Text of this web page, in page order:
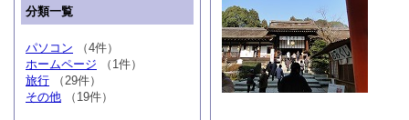
分類一覧
パソコン （4件）
ホームページ （1件）
旅行 （29件）
その他 （19件）